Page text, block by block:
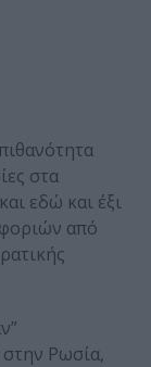
στα
εδώ και έξι
από
στην Ρωσία,